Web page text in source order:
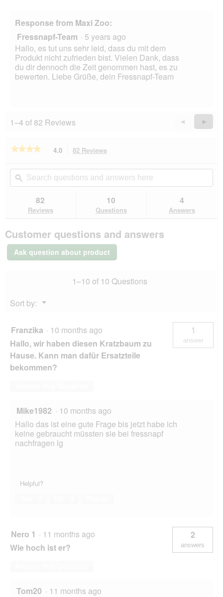
a
g
w
o
p
e
d
d
a
o
Response from Maxi Zoo:
Fressnapf-Team · 5 years ago
Hallo, es tut uns sehr leid, dass du mit dem
Produkt nicht zufrieden bist. Vielen Dank, dass
du dir dennoch die Zeit genommen hast, es zu
bewerten. Liebe Grüße, dein Fressnapf-Team
1–4 of 82 Reviews
Previous
Reviews
◄
Next
►
★★★★★
★★★★★
of
Read
for
Cat
Candy
gray
4.0 82 Reviews
will
navigate
to
reviews.
Search
questions
and
ϙ
82
Reviews
10
Questions
4
Answers
Customer questions and answers
Ask question about product
1–10 of 10 Questions
Sort by:
▼
Menu
Franzika · 10 months ago
Hallo, wir haben diesen Kratzbaum zu
Hause. Kann man dafür Ersatzteile
bekommen?
1
answer
Mike1982 · 10 months ago
Hallo das ist eine gute Frage bis jetzt habe ich
keine gebraucht müssten sie bei fressnapf
nachfragen lg
Helpful?
Nero 1 · 11 months ago
Wie hoch ist er?
2
answers
Tom20 · 11 months ago